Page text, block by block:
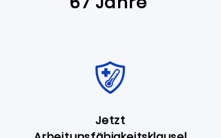
Jetzt